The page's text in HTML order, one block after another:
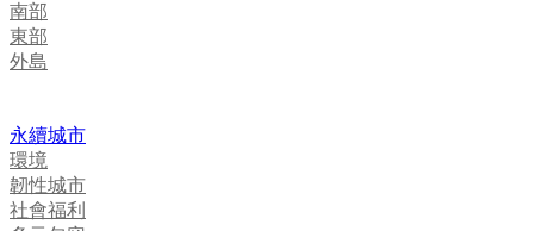
南部
東部
外島
永續城市
環境
韌性城市
社會福利